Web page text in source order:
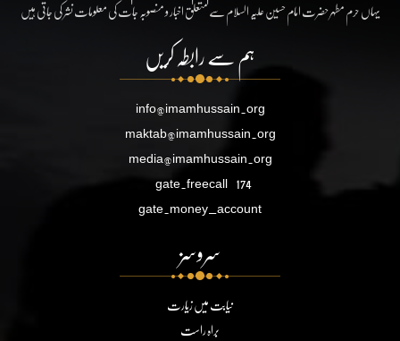
یہاں حرم مطہر حضرت امام حسین علیہ السلام سے متعلق اخبار و منصوبہ جات کی معلومات نشر کی جاتی ہیں
ہم سے رابطہ کریں
info@imamhussain.org
maktab@imamhussain.org
media@imamhussain.org
gate.freecall 174
gate.money_account
سروسز
نیابت میں زیارت
براہ راست